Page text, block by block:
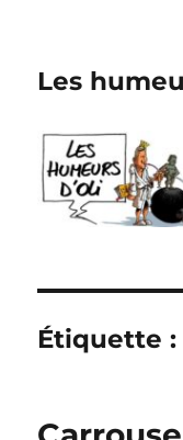
Les
Étiquette